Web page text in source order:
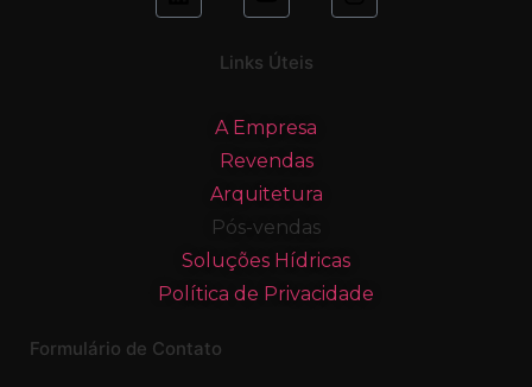
Links Úteis
A Empresa
Revendas
Arquitetura
Pós-vendas
Soluções Hídricas
Política de Privacidade
Formulário de Contato